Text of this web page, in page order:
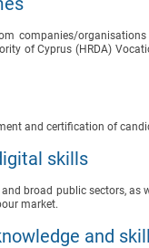
companies/
of Cyprus (HRDA)
and certification of
skills
broad public sectors, as
market.
and